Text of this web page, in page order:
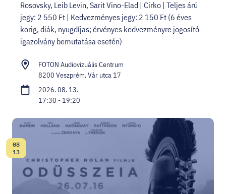
Rosovsky, Leib Levin, Sarit Vino-Elad | Cirko | Teljes árú
jegy: 2 550 Ft | Kedvezményes jegy: 2 150 Ft (6 éves
korig, diák, nyugdíjas; érvényes kedvezményre jogosító
igazolvány bemutatása esetén)
FOTON Audiovizuális Centrum
8200 Veszprém, Vár utca 17
2026. 08. 13.
17:30 - 19:20
Dátum:
08
13